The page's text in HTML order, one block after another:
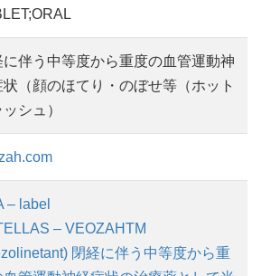
に伴う中等度から重度の血管運動神
状（顔のほてり・のぼせ等（ホット
シュ）
– label
– VEOZAHTM
閉経に伴う中等度から重